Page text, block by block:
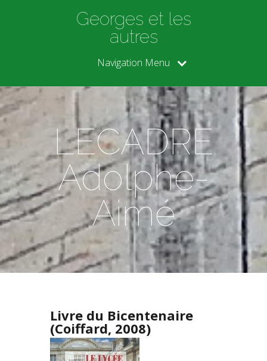
Georges et les
autres
Navigation Menu
LECADRE
Adolphe-
Aimé
Livre du Bicentenaire
(Coiffard, 2008)